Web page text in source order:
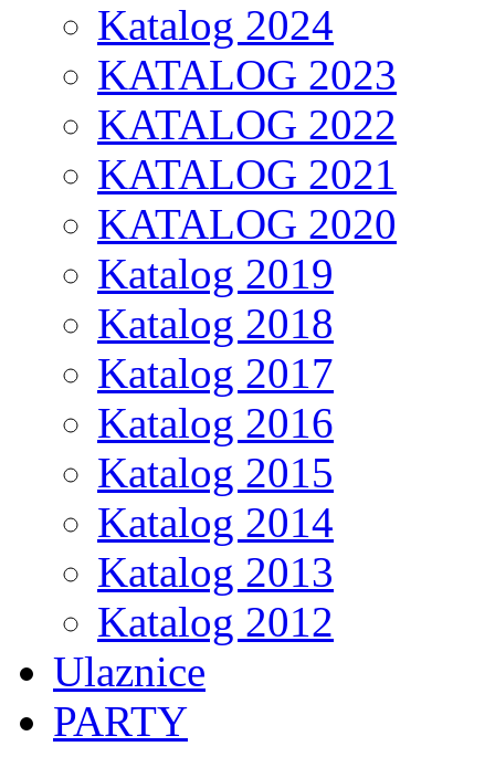
Katalog 2024
KATALOG 2023
KATALOG 2022
KATALOG 2021
KATALOG 2020
Katalog 2019
Katalog 2018
Katalog 2017
Katalog 2016
Katalog 2015
Katalog 2014
Katalog 2013
Katalog 2012
Ulaznice
PARTY